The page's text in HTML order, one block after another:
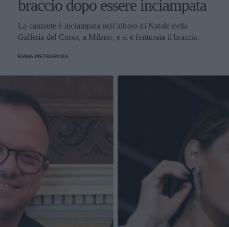
braccio dopo essere inciampata
La cantante è inciampata nell’albero di Natale della
Galleria del Corso, a Milano, e si è fratturata il braccio.
EMMA PIETRAROSA